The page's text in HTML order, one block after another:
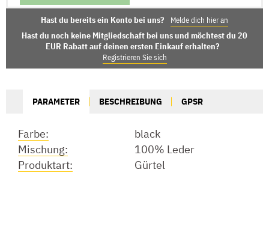
Hast du bereits ein Konto bei uns? Melde dich hier an
Hast du noch keine Mitgliedschaft bei uns und möchtest du 20
EUR Rabatt auf deinen ersten Einkauf erhalten?
Registrieren Sie sich
PARAMETER BESCHREIBUNG GPSR
Farbe:
black
Mischung:
100% Leder
Produktart:
Gürtel